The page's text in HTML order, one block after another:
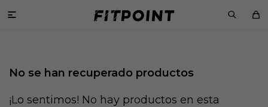

No se han recuperado productos
¡Lo sentimos! No hay productos en esta